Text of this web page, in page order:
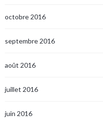
octobre 2016
septembre 2016
août 2016
juillet 2016
juin 2016